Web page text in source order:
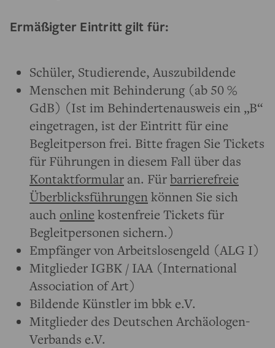
Ermäßigter Eintritt gilt für:
Schüler, Studierende, Auszubildende
Menschen mit Behinderung (ab 50 %
GdB) (Ist im Behindertenausweis ein „B“
eingetragen, ist der Eintritt für eine
Begleitperson frei. Bitte fragen Sie Tickets
für Führungen in diesem Fall über das
Kontaktformular an. Fürbarrierefreie
Überblicksführungenkönnen Sie sich
auch online kostenfreie Tickets für
Begleitpersonen sichern.)
Empfänger von Arbeitslosengeld (ALG I)
Mitglieder IGBK / IAA (International
Association of Art)
Bildende Künstler im bbk e.V.
Mitglieder des Deutschen Archäologen-
Verbands e.V.